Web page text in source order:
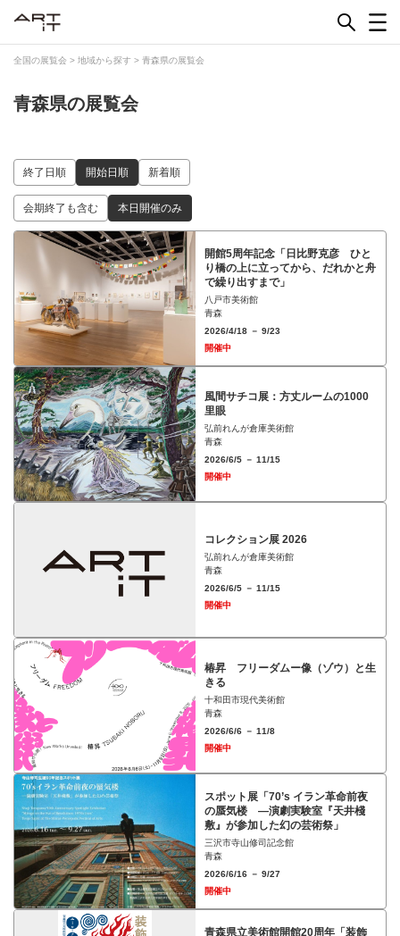
全国の展覧会 > 地域から探す > 青森県の展覧会
青森県の展覧会
終了日順 開始日順 新着順
会期終了も含む 本日開催のみ
開館5周年記念「日比野克彦 ひと
り橋の上に立ってから、だれかと舟
で繰り出すまで」
八戸市美術館
青森
2026/4/18 － 9/23
開催中
⾵間サチコ展：⽅丈ルームの1000
⾥眼
弘前れんが倉庫美術館
青森
2026/6/5 － 11/15
開催中
コレクション展 2026
弘前れんが倉庫美術館
青森
2026/6/5 － 11/15
開催中
椿昇 フリーダムー像（ゾウ）と⽣
きる
十和田市現代美術館
青森
2026/6/6 － 11/8
開催中
スポット展「70’s イラン革命前夜
の蜃気楼 ―演劇実験室『天井棧
敷』が参加した幻の芸術祭」
三沢市寺山修司記念館
青森
2026/6/16 － 9/27
開催中
青森県立美術館開館20周年「装飾